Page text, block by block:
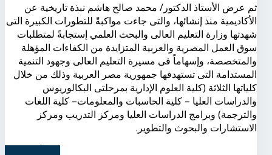
ثم عرض الأستاذ الدكتور/ محمد صالح هاشم نبذة تاريخية عن
الأكاديمية منذ إنشائها، والتى جاءت مواكبةً للتطورات الكبيرة التى
شهدتها وزارة التعليم العالى والبحث العلمي إستجابةً لمتطلبات
سوق العمل المصرية والعربية المتزايدة من الكفاءات المؤهلة
والمتخصصة، وإسهاماً فى مسيرة التعليم العالى وجهود التنمية
المستدامة التى تستهدفها جمهورية مصر العربية وذلك من خلال
كلياتها الثلاثة (كلية العلوم الإدارية بمرحلتى البكالوريوس
والدراسات العليا – كلية الحاسبات والمعلومات– كلية اللغات
والترجمة) وبرامج الدراسات العليا ومركز التدريب ومركز
الاستشارات والبحوث والتطوير.